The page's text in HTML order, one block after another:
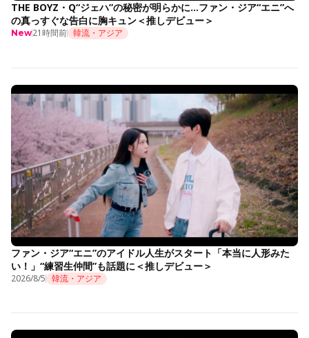
THE BOYZ・Q“ジェハ”の秘密が明らかに…ファン・ジア“エニ”へ
の真っすぐな告白に胸キュン＜推しデビュー＞
New21時間前 韓流・アジア
ファン・ジア“エニ”のアイドル人生がスタート「本当に人形みた
い！」“練習生仲間”も話題に＜推しデビュー＞
2026/8/5 韓流・アジア